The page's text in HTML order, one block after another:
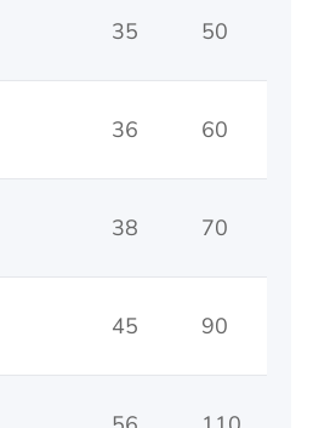
35 50
36 60
38 70
45 90